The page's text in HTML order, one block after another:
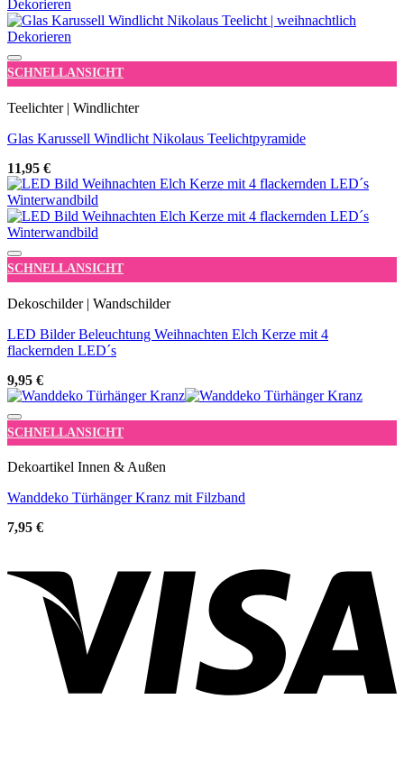
Add to wishlist
SCHNELLANSICHT
Teelichter | Windlichter
Glas Karussell Windlicht Nikolaus Teelichtpyramide
11,95 €
Add to wishlist
SCHNELLANSICHT
Dekoschilder | Wandschilder
LED Bilder Beleuchtung Weihnachten Elch Kerze mit 4
flackernden LED´s
9,95 €
Add to wishlist
SCHNELLANSICHT
Dekoartikel Innen & Außen
Wanddeko Türhänger Kranz mit Filzband
7,95 €